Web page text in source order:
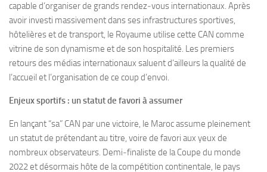
capable d’organiser de grands rendez‑vous internationaux. Après
avoir investi massivement dans ses infrastructures sportives,
hôtelières et de transport, le Royaume utilise cette CAN comme
vitrine de son dynamisme et de son hospitalité. Les premiers
retours des médias internationaux saluent d’ailleurs la qualité de
l’accueil et l’organisation de ce coup d’envoi.
Enjeux sportifs : un statut de favori à assumer
En lançant “sa” CAN par une victoire, le Maroc assume pleinement
un statut de prétendant au titre, voire de favori aux yeux de
nombreux observateurs. Demi‑finaliste de la Coupe du monde
2022 et désormais hôte de la compétition continentale, le pays